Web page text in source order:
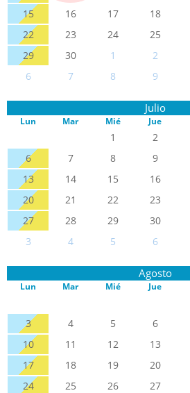
15
16 17 18
22
23 24 25
29
30 1 2
6
7 8 9
Julio
Lun Mar Mié Jue
1 2
6
7 8 9
13
14 15 16
20
21 22 23
27
28 29 30
3
4 5 6
Agosto
Lun Mar Mié Jue
3
4 5 6
10
11 12 13
17
18 19 20
24
25 26 27